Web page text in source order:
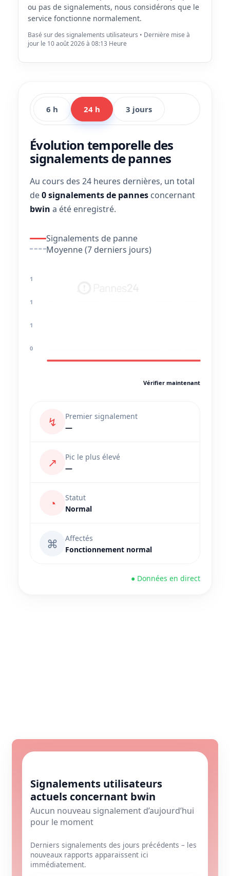
ou pas de signalements, nous considérons que le
service fonctionne normalement.
Basé sur des signalements utilisateurs • Dernière mise à
jour le 10 août 2026 à 08:13 Heure
6 h 24 h 3 jours
Évolution temporelle des
signalements de pannes
Au cours des 24 heures dernières, un total
de0 signalements de pannes concernant
bwin a été enregistré.
Signalements de panne
Moyenne (7 derniers jours)
1
1
1
0
Vérifier maintenant
↯
Premier signalement
—
↗
Pic le plus élevé
—
◔
Statut
Normal
⌘
Affectés
Fonctionnement normal
● Données en direct
Signalements utilisateurs
actuels concernant bwin
Aucun nouveau signalement d’aujourd’hui
pour le moment
Derniers signalements des jours précédents – les
nouveaux rapports apparaissent ici
immédiatement.